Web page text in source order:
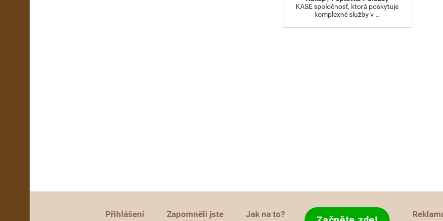
KASE spoločnosť, ktorá poskytuje
komplexné služby v …
Přihlášení
Zapomněli jste
Jak na to?